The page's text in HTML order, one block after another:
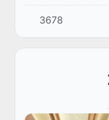
iborani “qidiruv”
bas. Qorakoʻz
3678